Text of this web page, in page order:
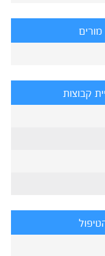
קבוצות